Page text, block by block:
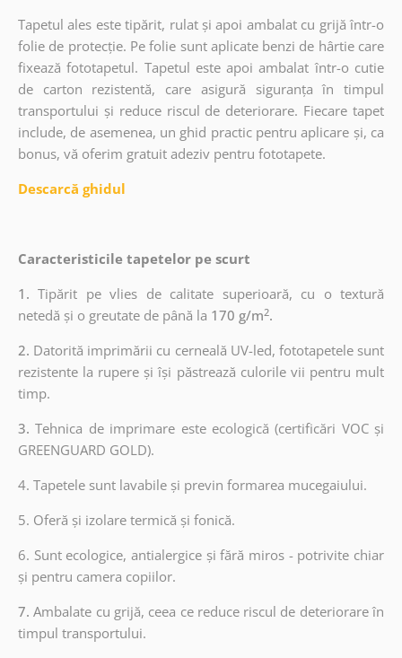
Tapetul ales este tipărit, rulat și apoi ambalat cu grijă într-o
folie de protecție. Pe folie sunt aplicate benzi de hârtie care
fixează fototapetul. Tapetul este apoi ambalat într-o cutie
de carton rezistentă, care asigură siguranța în timpul
transportului și reduce riscul de deteriorare. Fiecare tapet
include, de asemenea, un ghid practic pentru aplicare și, ca
bonus, vă oferim gratuit adeziv pentru fototapete.
Descarcă ghidul
Caracteristicile tapetelor pe scurt
1.Tipărit pe vlies de calitate superioară, cu o textură
netedă și o greutate de până la 170 g/m2.
2. Datorită imprimării cu cerneală UV-led, fototapetele sunt
rezistente la rupere și își păstrează culorile vii pentru mult
timp.
3.Tehnica de imprimare este ecologică (certificări VOC și
GREENGUARD GOLD).
4. Tapetele sunt lavabile și previn formarea mucegaiului.
5. Oferă și izolare termică și fonică.
6. Sunt ecologice, antialergice și fără miros - potrivite chiar
și pentru camera copiilor.
7.Ambalate cu grijă, ceea ce reduce riscul de deteriorare în
timpul transportului.